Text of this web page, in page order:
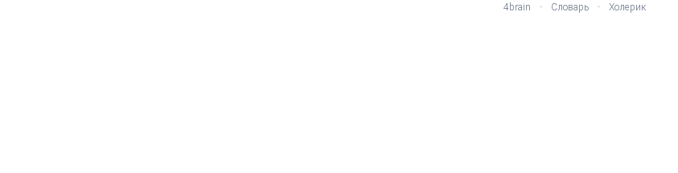
4brain - Словарь - Холерик